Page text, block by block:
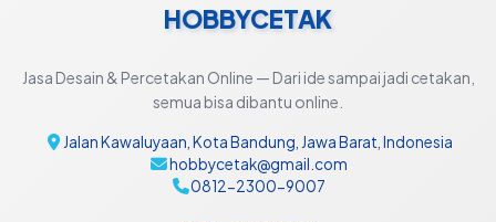
HOBBYCETAK
Jasa Desain & Percetakan Online — Dari ide sampai jadi cetakan,
semua bisa dibantu online.
Jalan Kawaluyaan, Kota Bandung, Jawa Barat, Indonesia
hobbycetak@gmail.com
0812-2300-9007